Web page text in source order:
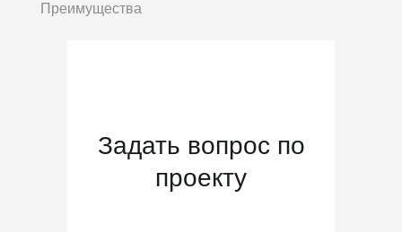
Преимущества
Задать вопрос по
проекту